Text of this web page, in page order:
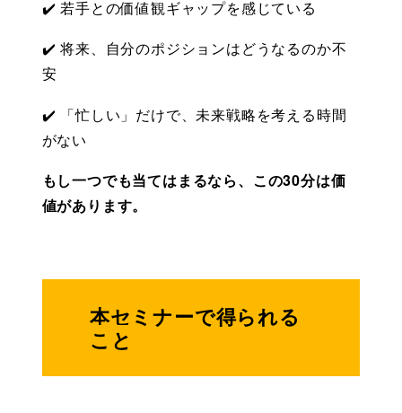
✔️ 若手との価値観ギャップを感じている
✔️ 将来、自分のポジションはどうなるのか不
安
✔️ 「忙しい」だけで、未来戦略を考える時間
がない
もし一つでも当てはまるなら、この30分は価
値があります。
本セミナーで得られる
こと